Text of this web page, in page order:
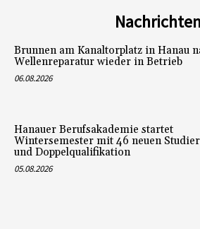
Nachrichten
Brunnen am Kanaltorplatz in Hanau
Wellenreparatur wieder in Betrieb
06.08.2026
Hanauer Berufsakademie startet
Wintersemester mit 46 neuen
und Doppelqualifikation
05.08.2026